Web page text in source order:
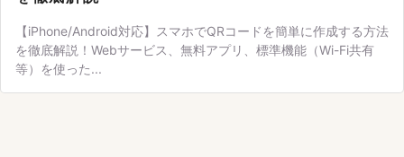
【iPhone/Android対応】スマホでQRコードを簡単に作成する方法
を徹底解説！Webサービス、無料アプリ、標準機能（Wi-Fi共有
等）を使った...